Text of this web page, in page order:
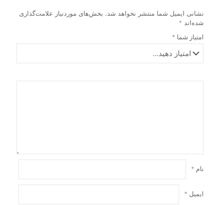
در
است
نشانی ایمیل شما منتشر نخواهد شد. بخش‌های موردنیاز علامت‌گذاری
شده‌اند *
امتیاز شما *
نام *
ایمیل *